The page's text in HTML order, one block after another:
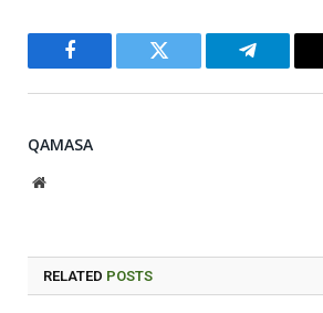
Facebook Twitter Telegram
QAMASA
Website
RELATED POSTS